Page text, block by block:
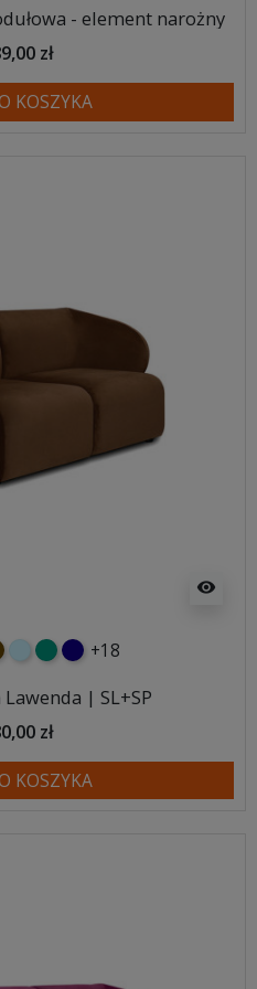
- element narożny
zł
KOSZYKA
visibility
błękitnyturkusowy
granatowy
+18
| SL+SP
zł
KOSZYKA